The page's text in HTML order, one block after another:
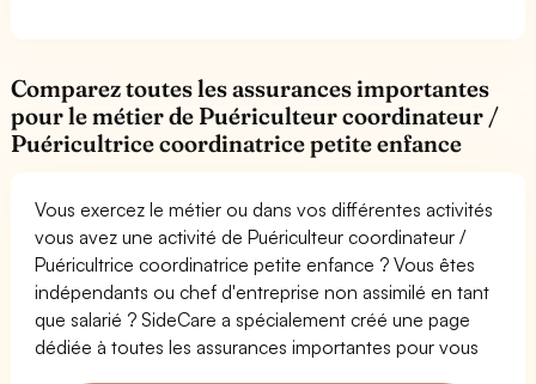
Comparez toutes les assurances importantes
pour le métier de Puériculteur coordinateur /
Puéricultrice coordinatrice petite enfance
Vous exercez le métier ou dans vos différentes activités
vous avez une activité de Puériculteur coordinateur /
Puéricultrice coordinatrice petite enfance ? Vous êtes
indépendants ou chef d'entreprise non assimilé en tant
que salarié ? SideCare a spécialement créé une page
dédiée à toutes les assurances importantes pour vous